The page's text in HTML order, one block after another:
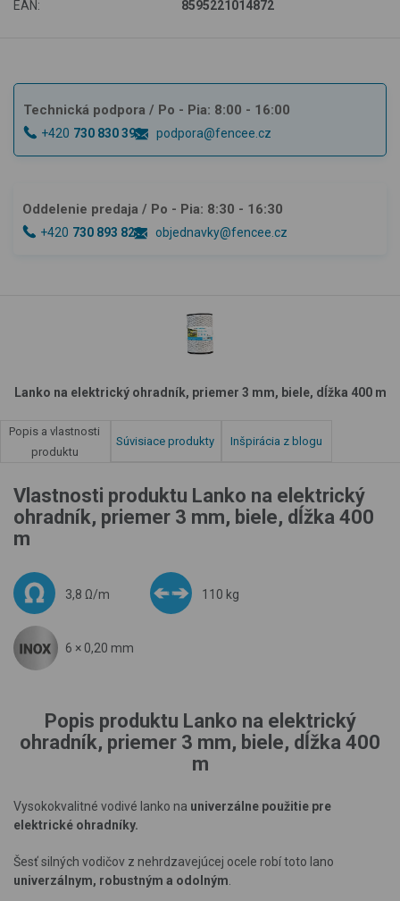
EAN:
8595221014872
Technická podpora / Po - Pia: 8:00 - 16:00
+420 730 830 393 podpora@fencee.cz
Oddelenie predaja / Po - Pia: 8:30 - 16:30
+420 730 893 828 objednavky@fencee.cz
Lanko na elektrický ohradník, priemer 3 mm, biele, dĺžka 400 m
Popis a vlastnosti
produktu
Súvisiace produkty Inšpirácia z blogu
Vlastnosti produktu Lanko na elektrický
ohradník, priemer 3 mm, biele, dĺžka 400
m
3,8 Ω/m 110 kg
6 × 0,20 mm
Popis produktu Lanko na elektrický
ohradník, priemer 3 mm, biele, dĺžka 400
m
Vysokokvalitné vodivé lanko na univerzálne použitie pre
elektrické ohradníky.
Šesť silných vodičov z nehrdzavejúcej ocele robí toto lano
univerzálnym, robustným a odolným